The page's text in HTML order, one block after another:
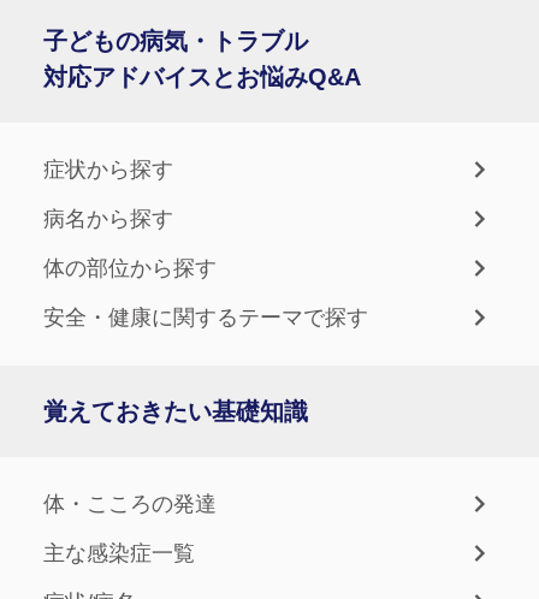
子どもの病気・トラブル
対応アドバイスとお悩みQ&A
症状から探す
病名から探す
体の部位から探す
安全・健康に関するテーマで探す
覚えておきたい基礎知識
体・こころの発達
主な感染症一覧